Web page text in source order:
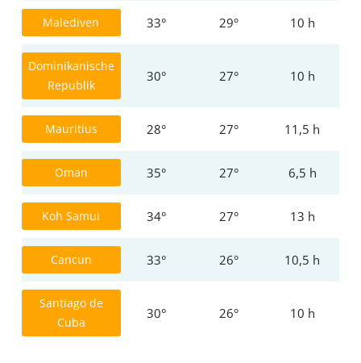
Malediven 33° 29° 10 h
Dominikanische
Republik
30° 27° 10 h
Mauritius 28° 27° 11,5 h
Oman 35° 27° 6,5 h
Koh Samui 34° 27° 13 h
Cancun 33° 26° 10,5 h
Santiago de
Cuba
30° 26° 10 h